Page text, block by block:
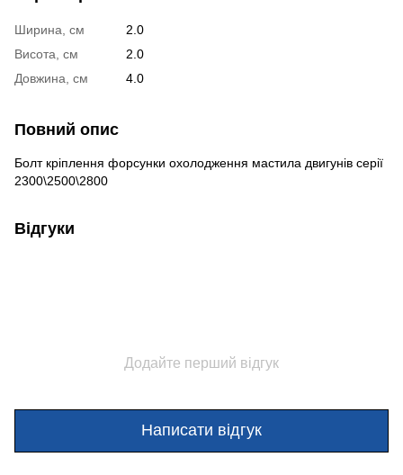
Ширина, см
2.0
Висота, см
2.0
Довжина, см
4.0
Повний опис
Болт кріплення форсунки охолодження мастила двигунів серії
2300\2500\2800
Відгуки
Додайте перший відгук
Написати відгук